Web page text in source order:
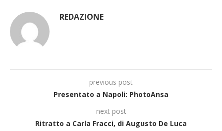
REDAZIONE
previous post
Presentato a Napoli: PhotoAnsa
next post
Ritratto a Carla Fracci, di Augusto De Luca